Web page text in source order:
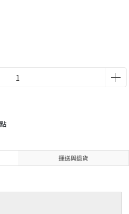
點
運送與退貨